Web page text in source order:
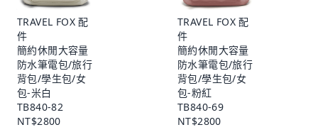
TRAVEL FOX 配
件
簡約休閒大容量
防水筆電包/旅行
背包/學生包/女
包-米白
TB840-82
NT$2800
TRAVEL FOX 配
件
簡約休閒大容量
防水筆電包/旅行
背包/學生包/女
包-粉紅
TB840-69
NT$2800